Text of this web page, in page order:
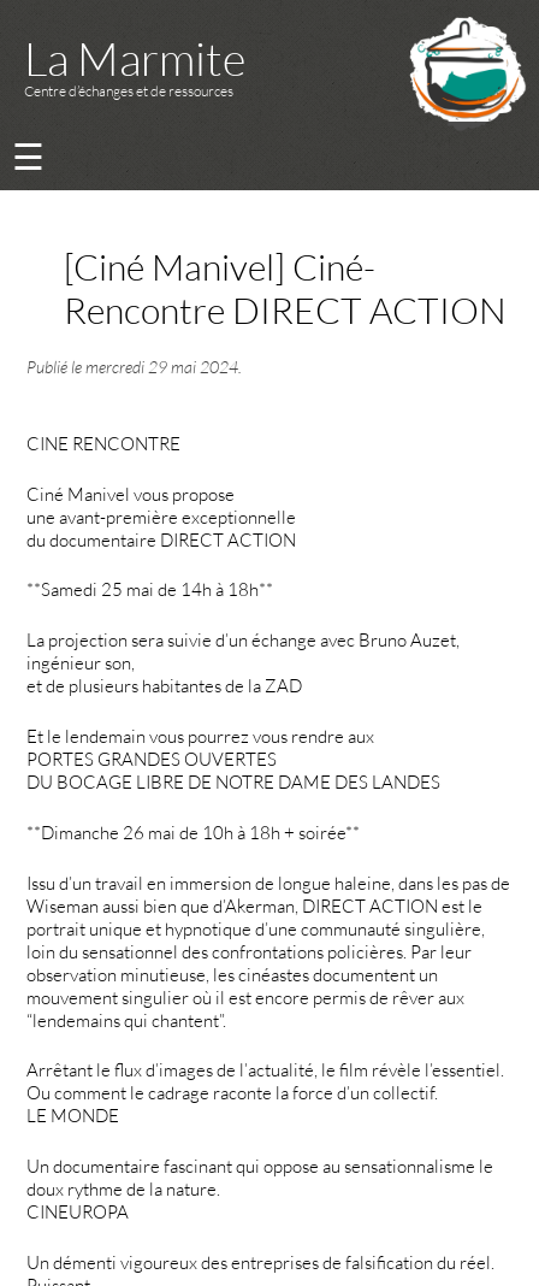
La Marmite
Centre d’échanges et de ressources
☰
[Ciné Manivel] Ciné-
Rencontre DIRECT ACTION
Publié lemercredi 29 mai 2024
CINE RENCONTRE
Ciné Manivel vous propose
une avant-première exceptionnelle
du documentaire DIRECT ACTION
**Samedi 25 mai de 14h à 18h**
La projection sera suivie d’un échange avec Bruno Auzet,
ingénieur son,
et de plusieurs habitantes de la ZAD
Et le lendemain vous pourrez vous rendre aux
PORTES GRANDES OUVERTES
DU BOCAGE LIBRE DE NOTRE DAME DES LANDES
**Dimanche 26 mai de 10h à 18h + soirée**
Issu d’un travail en immersion de longue haleine, dans les pas de
Wiseman aussi bien que d’Akerman, DIRECT ACTION est le
portrait unique et hypnotique d’une communauté singulière,
loin du sensationnel des confrontations policières. Par leur
observation minutieuse, les cinéastes documentent un
mouvement singulier où il est encore permis de rêver aux
“lendemains qui chantent”.
Arrêtant le flux d’images de l’actualité, le film révèle l’essentiel.
Ou comment le cadrage raconte la force d’un collectif.
LE MONDE
Un documentaire fascinant qui oppose au sensationnalisme le
doux rythme de la nature.
CINEUROPA
Un démenti vigoureux des entreprises de falsification du réel.